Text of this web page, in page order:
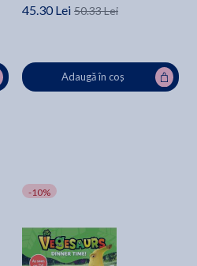
45.30 Lei 50.33 Lei
Adaugă în coș
-10%